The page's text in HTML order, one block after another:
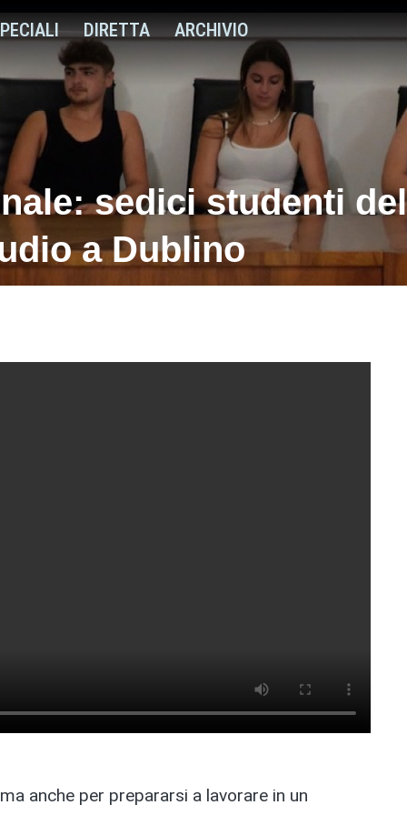
DIRETTA ARCHIVIO
sedici studenti
a Dublino
anche per prepararsi a lavorare in un